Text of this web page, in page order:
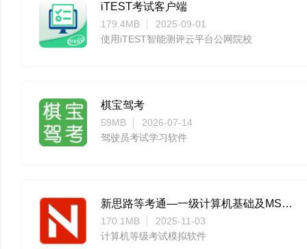
iTEST考试客户端
179.4MB
2025-09-01
使用iTEST智能测评云平台公网院校
棋宝驾考
59MB
2026-07-14
驾驶员考试学习软件
新思路等考通—一级计算机基础及MS Office应用
170.1MB
2025-11-03
计算机等级考试模拟软件